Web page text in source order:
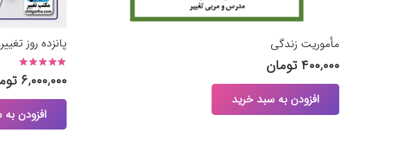
مأموریت زندگی
۴۰۰,۰۰۰ تومان
افزودن به سبد خرید
پانزده روز تغییر، ۳۶۵ روز
5.00از 5۶,۰۰۰,۰۰۰
افزودن